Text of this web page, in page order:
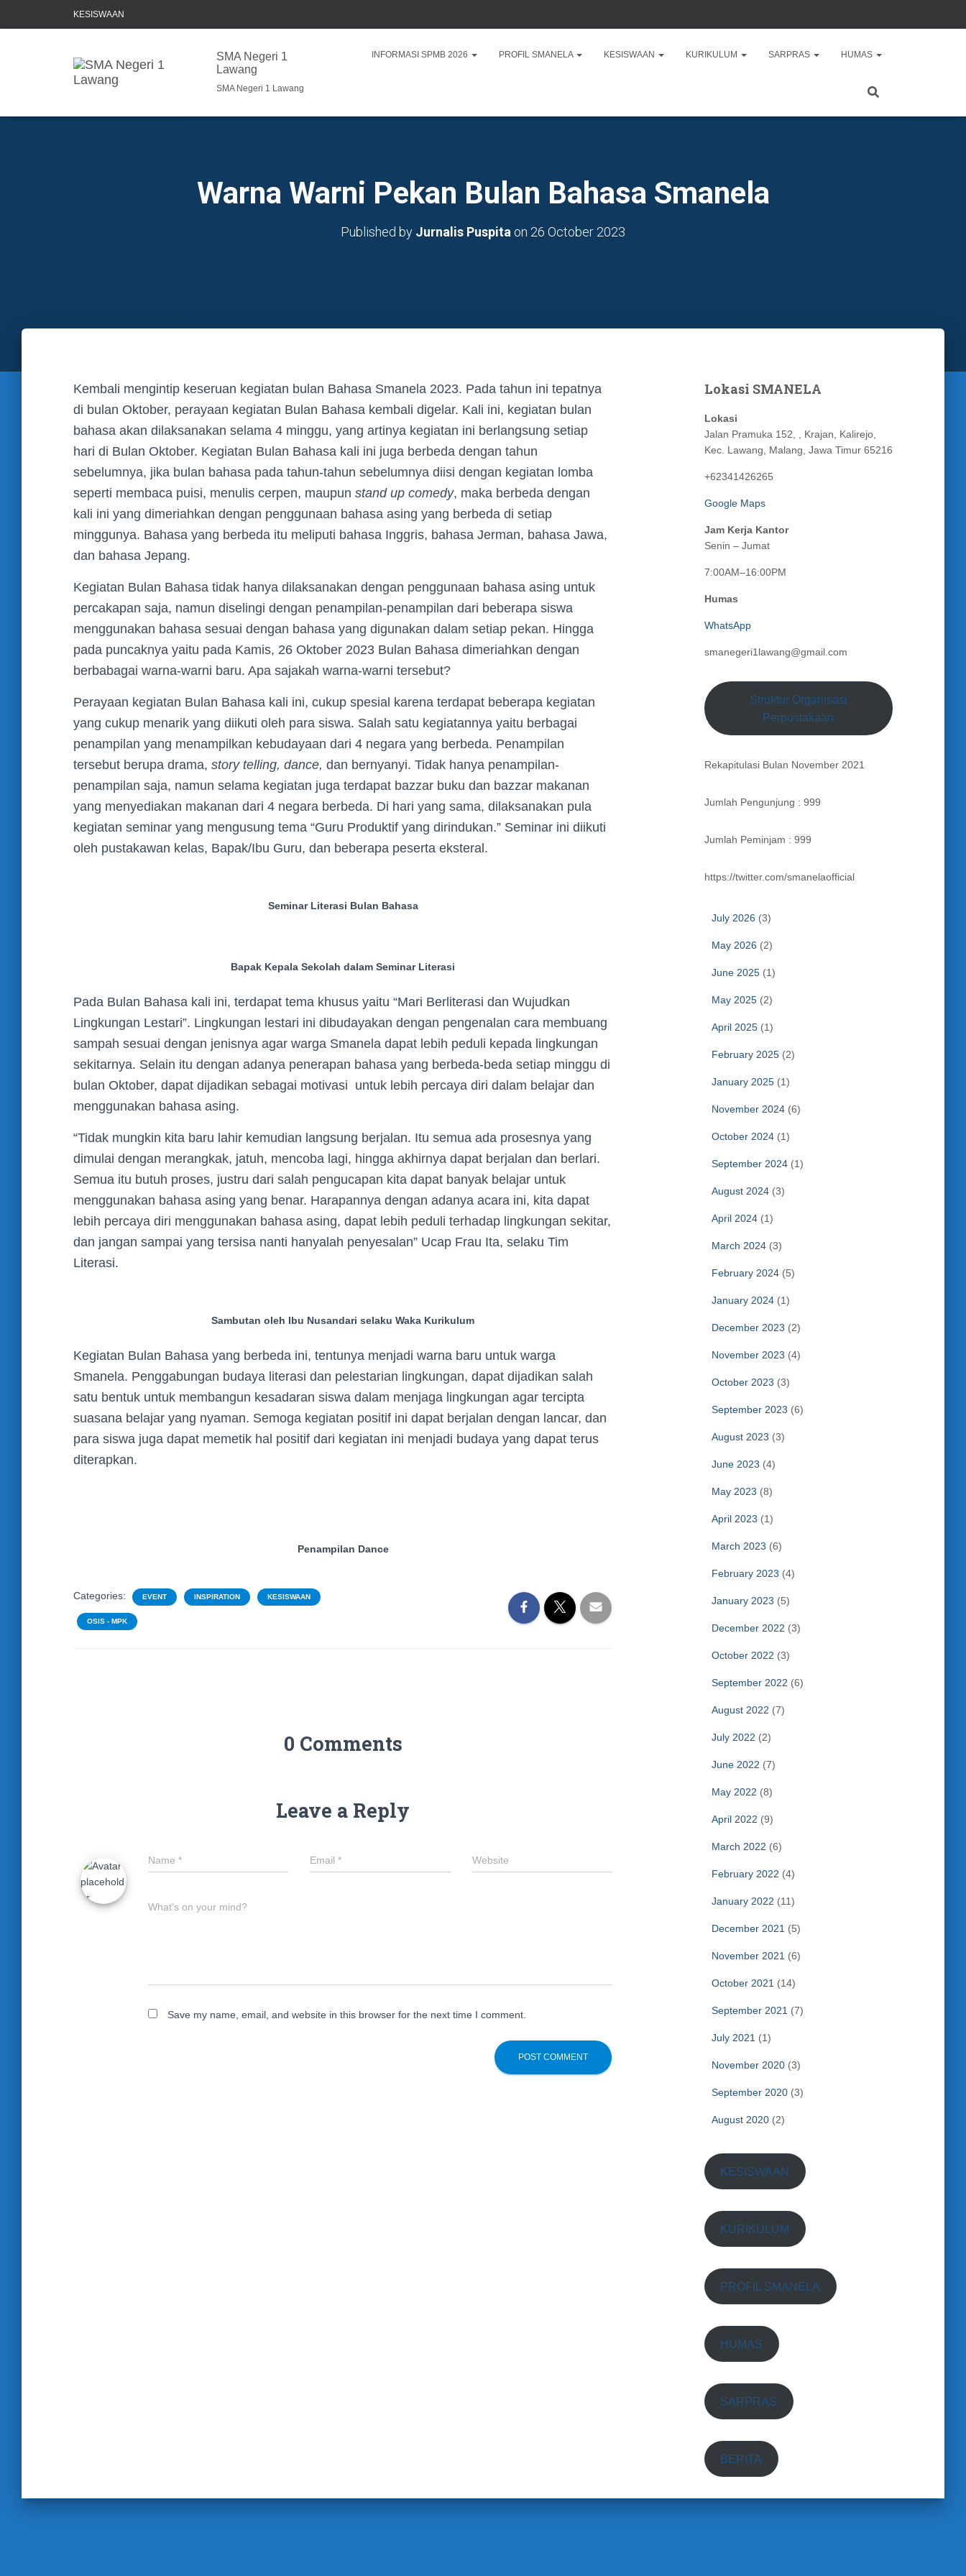
KESISWAAN
SMA Negeri 1
Lawang
SMA Negeri 1 Lawang
INFORMASI SPMB 2026 PROFIL SMANELA KESISWAAN KURIKULUM SARPRAS HUMAS
Warna Warni Pekan Bulan Bahasa Smanela
Published by Jurnalis Puspita on 26 October 2023
Kembali mengintip keseruan kegiatan bulan Bahasa Smanela 2023. Pada tahun ini tepatnya
di bulan Oktober, perayaan kegiatan Bulan Bahasa kembali digelar. Kali ini, kegiatan bulan
bahasa akan dilaksanakan selama 4 minggu, yang artinya kegiatan ini berlangsung setiap
hari di Bulan Oktober. Kegiatan Bulan Bahasa kali ini juga berbeda dengan tahun
sebelumnya, jika bulan bahasa pada tahun-tahun sebelumnya diisi dengan kegiatan lomba
seperti membaca puisi, menulis cerpen, maupun stand up comedy, maka berbeda dengan
kali ini yang dimeriahkan dengan penggunaan bahasa asing yang berbeda di setiap
minggunya. Bahasa yang berbeda itu meliputi bahasa Inggris, bahasa Jerman, bahasa Jawa,
dan bahasa Jepang.
Kegiatan Bulan Bahasa tidak hanya dilaksanakan dengan penggunaan bahasa asing untuk
percakapan saja, namun diselingi dengan penampilan-penampilan dari beberapa siswa
menggunakan bahasa sesuai dengan bahasa yang digunakan dalam setiap pekan. Hingga
pada puncaknya yaitu pada Kamis, 26 Oktober 2023 Bulan Bahasa dimeriahkan dengan
berbabagai warna-warni baru. Apa sajakah warna-warni tersebut?
Perayaan kegiatan Bulan Bahasa kali ini, cukup spesial karena terdapat beberapa kegiatan
yang cukup menarik yang diikuti oleh para siswa. Salah satu kegiatannya yaitu berbagai
penampilan yang menampilkan kebudayaan dari 4 negara yang berbeda. Penampilan
tersebut berupa drama, story telling, dance, dan bernyanyi. Tidak hanya penampilan-
penampilan saja, namun selama kegiatan juga terdapat bazzar buku dan bazzar makanan
yang menyediakan makanan dari 4 negara berbeda. Di hari yang sama, dilaksanakan pula
kegiatan seminar yang mengusung tema “Guru Produktif yang dirindukan.” Seminar ini diikuti
oleh pustakawan kelas, Bapak/Ibu Guru, dan beberapa peserta eksteral.
Seminar Literasi Bulan Bahasa
Bapak Kepala Sekolah dalam Seminar Literasi
Pada Bulan Bahasa kali ini, terdapat tema khusus yaitu “Mari Berliterasi dan Wujudkan
Lingkungan Lestari”. Lingkungan lestari ini dibudayakan dengan pengenalan cara membuang
sampah sesuai dengan jenisnya agar warga Smanela dapat lebih peduli kepada lingkungan
sekitarnya. Selain itu dengan adanya penerapan bahasa yang berbeda-beda setiap minggu di
bulan Oktober, dapat dijadikan sebagai motivasi untuk lebih percaya diri dalam belajar dan
menggunakan bahasa asing.
“Tidak mungkin kita baru lahir kemudian langsung berjalan. Itu semua ada prosesnya yang
dimulai dengan merangkak, jatuh, mencoba lagi, hingga akhirnya dapat berjalan dan berlari.
Semua itu butuh proses, justru dari salah pengucapan kita dapat banyak belajar untuk
menggunakan bahasa asing yang benar. Harapannya dengan adanya acara ini, kita dapat
lebih percaya diri menggunakan bahasa asing, dapat lebih peduli terhadap lingkungan sekitar,
dan jangan sampai yang tersisa nanti hanyalah penyesalan” Ucap Frau Ita, selaku Tim
Literasi.
Sambutan oleh Ibu Nusandari selaku Waka Kurikulum
Kegiatan Bulan Bahasa yang berbeda ini, tentunya menjadi warna baru untuk warga
Smanela. Penggabungan budaya literasi dan pelestarian lingkungan, dapat dijadikan salah
satu bentuk untuk membangun kesadaran siswa dalam menjaga lingkungan agar tercipta
suasana belajar yang nyaman. Semoga kegiatan positif ini dapat berjalan dengan lancar, dan
para siswa juga dapat memetik hal positif dari kegiatan ini menjadi budaya yang dapat terus
diterapkan.
Penampilan Dance
Categories: EVENT INSPIRATION KESISWAAN
OSIS - MPK
0 Comments
Leave a Reply
Name * Email* Website
What's on your mind?
Save my name, email, and website in this browser for the next time I comment.
Lokasi SMANELA
Lokasi
Jalan Pramuka 152, , Krajan, Kalirejo,
Kec. Lawang, Malang, Jawa Timur 65216
+62341426265
Google Maps
Jam Kerja Kantor
Senin – Jumat
7:00AM–16:00PM
Humas
WhatsApp
smanegeri1lawang@gmail.com
Struktur Organisasi
Perpustakaan
Rekapitulasi Bulan November 2021
Jumlah Pengunjung : 999
Jumlah Peminjam : 999
https://twitter.com/smanelaofficial
July 2026 (3)
May 2026 (2)
June 2025(1)
May 2025(2)
April 2025(1)
February 2025(2)
January 2025(1)
November 2024(6)
October 2024(1)
September 2024(1)
August 2024(3)
April 2024(1)
March 2024(3)
February 2024(5)
January 2024(1)
December 2023 (2)
November 2023 (4)
October 2023 (3)
September 2023 (6)
August 2023 (3)
June 2023 (4)
May 2023 (8)
April 2023 (1)
March 2023 (6)
February 2023 (4)
January 2023 (5)
December 2022 (3)
October 2022 (3)
September 2022 (6)
August 2022 (7)
July 2022 (2)
June 2022 (7)
May 2022 (8)
April 2022 (9)
March 2022 (6)
February 2022 (4)
January 2022 (11)
December 2021 (5)
November 2021 (6)
October 2021 (14)
September 2021 (7)
July 2021 (1)
November 2020(3)
September 2020(3)
August 2020(2)
KESISWAAN
KURIKULUM
PROFIL SMANELA
HUMAS
SARPRAS
BERITA